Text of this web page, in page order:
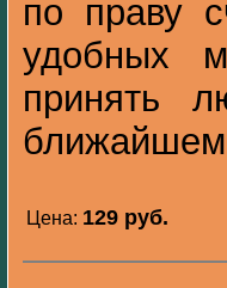
по праву
удобных
принять
ближайшем
Цена: 129 pуб.